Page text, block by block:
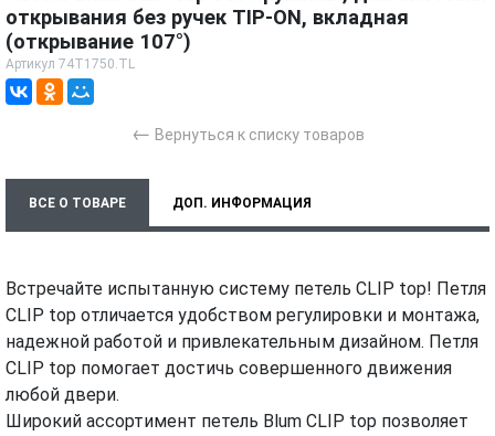
открывания без ручек TIP-ON, вкладная
(открывание 107°)
Артикул 74T1750.TL
← Вернуться к списку товаров
ВСЕ О ТОВАРЕ ДОП. ИНФОРМАЦИЯ
МОНТАЖ И УСТАНОВКА ВИДЕО
Встречайте испытанную систему петель CLIP top! Петля
CLIP top отличается удобством регулировки и монтажа,
надежной работой и привлекательным дизайном. Петля
CLIP top помогает достичь совершенного движения
любой двери.
Широкий ассортимент петель Blum CLIP top позволяет